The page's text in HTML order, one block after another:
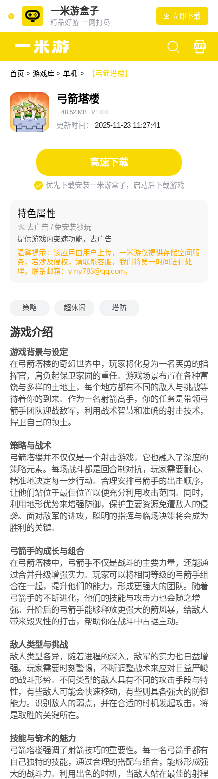
一米游盒子
精品好游 一网打尽
立即下载
首页 > 游戏库> 单机 > 【弓箭塔楼】
弓箭塔楼
48.52 MB V1.0.0
更新时间： 2025-11-23 11:27:41
高速下载
优先下载安装一米游盒子，启动后下载游戏
特色属性
去广告 / 免安装秒玩
提供游戏内变速功能，去广告
温馨提示：该应用由用户上传，一米游仅提供存储空间服
务，若涉及侵权，请联系客服，我们将第一时间进行处
理，联系邮箱：ymy788@qq.com。
策略 超休闲 塔防
游戏介绍
游戏背景与设定
在弓箭塔楼的奇幻世界中，玩家将化身为一名英勇的指
挥官，肩负起保卫家园的重任。游戏场景布置在各种富
饶与多样的土地上，每个地方都有不同的敌人与挑战等
待着你的到来。作为一名射箭高手，你的任务是带领弓
箭手团队迎战敌军，利用战术智慧和准确的射击技术，
捍卫自己的领土。
策略与战术
弓箭塔楼并不仅仅是一个射击游戏，它也融入了深度的
策略元素。每场战斗都是回合制对抗，玩家需要耐心、
精准地决定每一步行动。合理安排弓箭手的出击顺序，
让他们站位于最佳位置以便充分利用攻击范围。同时，
利用地形优势来增强防御，保护重要资源免遭敌人的侵
袭。面对敌军的进攻，聪明的指挥与临场决策将会成为
胜利的关键。
弓箭手的成长与组合
在弓箭塔楼中，弓箭手不仅是战斗的主要力量，还能通
过合并升级增强实力。玩家可以将相同等级的弓箭手组
合在一起，提升他们的能力，形成更强大的团队。随着
弓箭手的不断进化，他们的技能与攻击力也会随之增
强。升阶后的弓箭手能够释放更强大的箭风暴，给敌人
带来毁灭性的打击，帮助你在战斗中占据主动。
敌人类型与挑战
敌人类型各异，随着进程的深入，敌军的实力也日益增
强。玩家需要时刻警惕，不断调整战术来应对日益严峻
的战斗形势。不同类型的敌人具有不同的攻击手段与特
性，有些敌人可能会快速移动，有些则具备强大的防御
能力。识别敌人的弱点，并在合适的时机发起攻击，将
是取胜的关键所在。
技能与箭术的魅力
弓箭塔楼强调了射箭技巧的重要性。每一名弓箭手都有
自己独特的技能，通过合理的搭配与组合，能够形成强
大的战斗力。利用出色的时机，当敌人站在最佳的射程